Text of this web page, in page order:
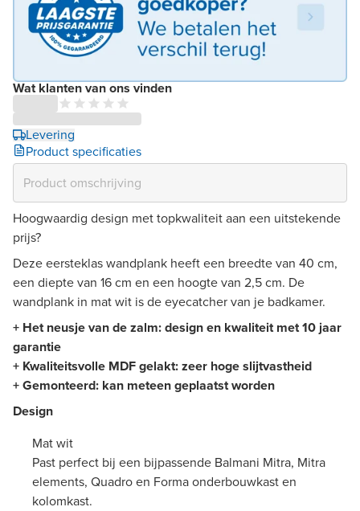
Wat klanten van ons vinden
Levering
Product specificaties
Hoogwaardig design met topkwaliteit aan een uitstekende
prijs?
Deze eersteklas wandplank heeft een breedte van 40 cm,
een diepte van 16 cm en een hoogte van 2,5 cm. De
wandplank in mat wit is de eyecatcher van je badkamer.
+ Het neusje van de zalm: design en kwaliteit met 10 jaar
garantie
+ Kwaliteitsvolle MDF gelakt: zeer hoge slijtvastheid
+Gemonteerd: kan meteen geplaatst worden
Design
Mat wit
Past perfect bij een bijpassende Balmani Mitra, Mitra
elements, Quadro en Forma onderbouwkast en
kolomkast.